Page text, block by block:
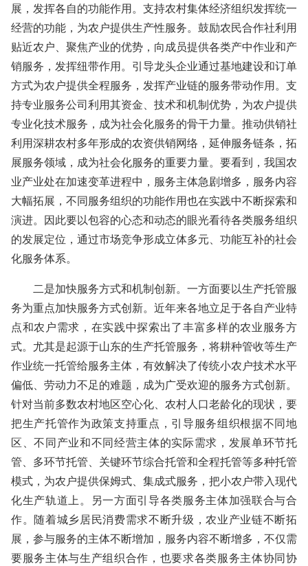
展，发挥各自的功能作用。支持农村集体经济组织发挥统一
经营的功能，为农户提供生产性服务。鼓励农民合作社利用
贴近农户、聚焦产业的优势，向成员提供各类产中作业和产
销服务，发挥纽带作用。引导龙头企业通过基地建设和订单
方式为农户提供全程服务，发挥产业链的服务带动作用。支
持专业服务公司利用其资金、技术和机制优势，为农户提供
专业化技术服务，成为社会化服务的骨干力量。推动供销社
利用深耕农村多年形成的农资供销网络，延伸服务链条，拓
展服务领域，成为社会化服务的重要力量。要看到，我国农
业产业处在加速变革进程中，服务主体急剧增多，服务内容
大幅拓展，不同服务组织的功能作用也在实践中不断探索和
演进。因此要以包容的心态和动态的眼光看待各类服务组织
的发展定位，通过市场竞争形成立体多元、功能互补的社会
化服务体系。
二是加快服务方式和机制创新。一方面要以生产托管服
务为重点加快服务方式创新。近年来各地立足于各自产业特
点和农户需求，在实践中探索出了丰富多样的农业服务方
式。尤其是起源于山东的生产托管服务，将耕种管收等生产
作业统一托管给服务主体，有效解决了传统小农户技术水平
偏低、劳动力不足的难题，成为广受欢迎的服务方式创新。
针对当前多数农村地区空心化、农村人口老龄化的现状，要
把生产托管作为政策支持重点，引导服务组织根据不同地
区、不同产业和不同经营主体的实际需求，发展单环节托
管、多环节托管、关键环节综合托管和全程托管等多种托管
模式，为农户提供保姆式、集成式服务，把小农户带入现代
化生产轨道上。另一方面引导各类服务主体加强联合与合
作。随着城乡居民消费需求不断升级，农业产业链不断拓
展，参与服务的主体不断增加，服务内容不断增多，不仅需
要服务主体与生产组织合作，也要求各类服务主体协同协